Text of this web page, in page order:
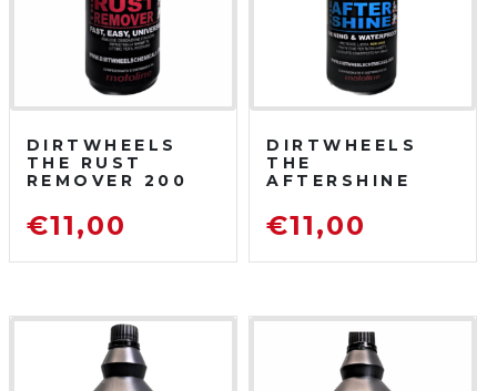
DIRTWHEELS
THE RUST
REMOVER 200
DISOSSIDANTE
RIMUOVI
€11,00
DIRTWHEELS
THE
AFTERSHINE
PROTETTIVO
LUCIDANTE
€11,00